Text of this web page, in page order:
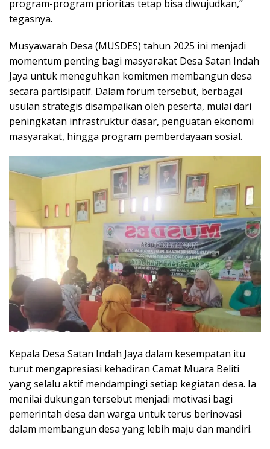
program-program prioritas tetap bisa diwujudkan,”
tegasnya.
Musyawarah Desa (MUSDES) tahun 2025 ini menjadi
momentum penting bagi masyarakat Desa Satan Indah
Jaya untuk meneguhkan komitmen membangun desa
secara partisipatif. Dalam forum tersebut, berbagai
usulan strategis disampaikan oleh peserta, mulai dari
peningkatan infrastruktur dasar, penguatan ekonomi
masyarakat, hingga program pemberdayaan sosial.
Kepala Desa Satan Indah Jaya dalam kesempatan itu
turut mengapresiasi kehadiran Camat Muara Beliti
yang selalu aktif mendampingi setiap kegiatan desa. Ia
menilai dukungan tersebut menjadi motivasi bagi
pemerintah desa dan warga untuk terus berinovasi
dalam membangun desa yang lebih maju dan mandiri.